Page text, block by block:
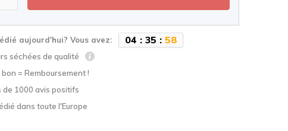
aujourd'hui? Vous avez: 04 :35 :57
séchées de qualité
bon = Remboursement !
de 1000 avis positifs
dans toute l'Europe